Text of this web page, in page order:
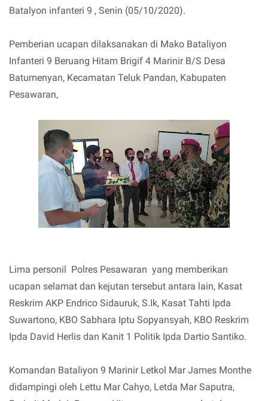
Batalyon infanteri 9 , Senin (05/10/2020).
Pemberian ucapan dilaksanakan di Mako Bataliyon
Infanteri 9 Beruang Hitam Brigif 4 Marinir B/S Desa
Batumenyan, Kecamatan Teluk Pandan, Kabupaten
Pesawaran,
Lima personil Polres Pesawaran yang memberikan
ucapan selamat dan kejutan tersebut antara lain, Kasat
Reskrim AKP Endrico Sidauruk, S.Ik, Kasat Tahti Ipda
Suwartono, KBO Sabhara Iptu Sopyansyah, KBO Reskrim
Ipda David Herlis dan Kanit 1 Politik Ipda Dartio Santiko.
Komandan Bataliyon 9 Marinir Letkol Mar James Monthe
didampingi oleh Lettu Mar Cahyo, Letda Mar Saputra,